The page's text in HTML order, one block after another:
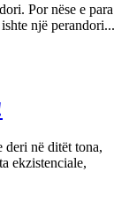
Por nëse e para
një perandori...
deri në ditët tona,
ekzistenciale,